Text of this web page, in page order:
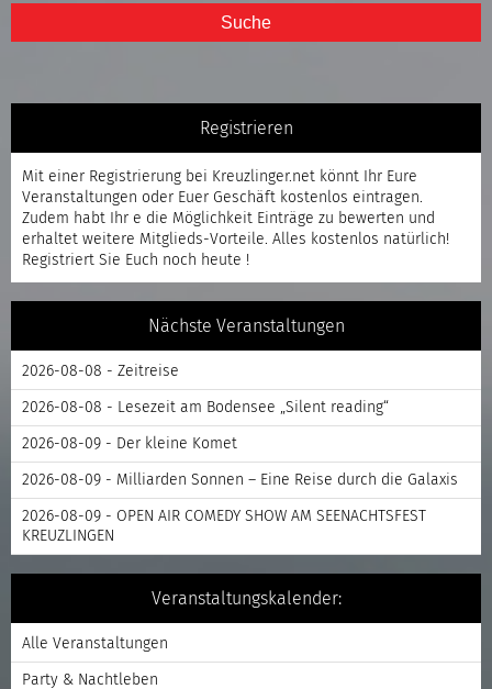
Suche
Registrieren
Mit einer Registrierung bei Kreuzlinger.net könnt Ihr Eure
Veranstaltungen oder Euer Geschäft kostenlos eintragen.
Zudem habt Ihr e die Möglichkeit Einträge zu bewerten und
erhaltet weitere Mitglieds-Vorteile. Alles kostenlos natürlich!
Registriert Sie Euch noch heute !
Nächste Veranstaltungen
2026-08-08 - Zeitreise
2026-08-08 - Lesezeit am Bodensee „Silent reading“
2026-08-09 - Der kleine Komet
2026-08-09 - Milliarden Sonnen – Eine Reise durch die Galaxis
2026-08-09 - OPEN AIR COMEDY SHOW AM SEENACHTSFEST
KREUZLINGEN
Veranstaltungskalender:
Alle Veranstaltungen
Party & Nachtleben